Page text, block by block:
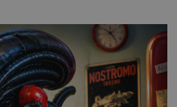
miminka měl působit
věk je